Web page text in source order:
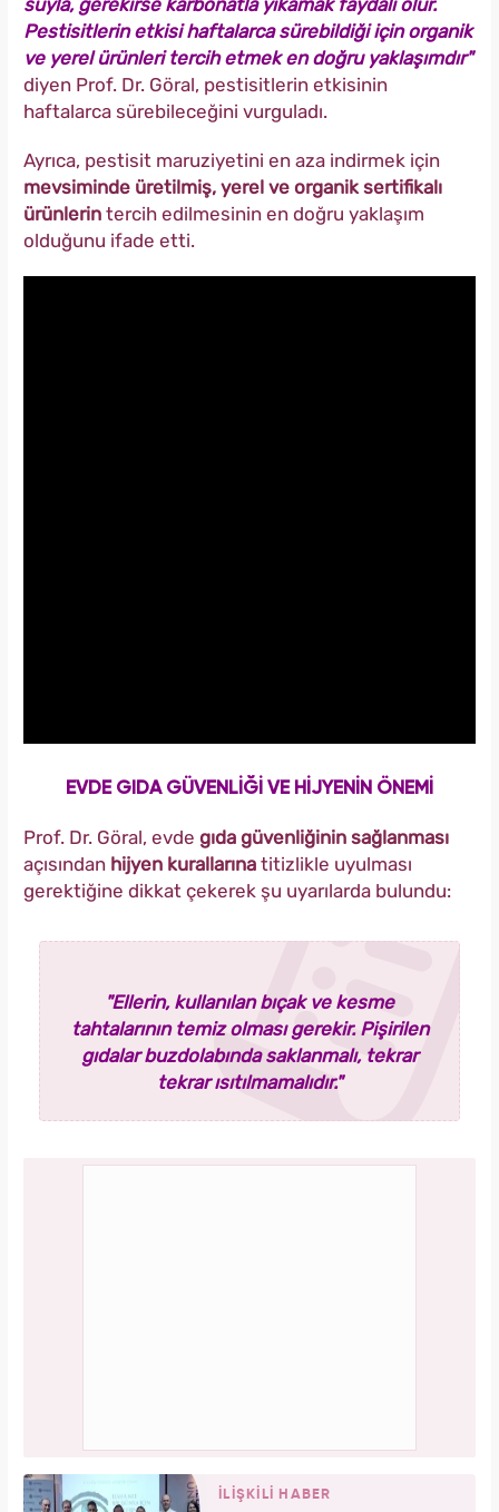
Pestisitlerin etkisi haftalarca sürebildiği için organik
ve yerel ürünleri tercih etmek en doğru yaklaşımdır"
diyen Prof. Dr. Göral, pestisitlerin etkisinin
haftalarca sürebileceğini vurguladı.
Ayrıca, pestisit maruziyetini en aza indirmek için
mevsiminde üretilmiş, yerel ve organik sertifikalı
ürünlerin tercih edilmesinin en doğru yaklaşım
olduğunu ifade etti.
EVDE GIDA GÜVENLİĞİ VE HİJYENİN ÖNEMİ
Prof. Dr. Göral, evde gıda güvenliğinin sağlanması
açısından hijyen kurallarına titizlikle uyulması
gerektiğine dikkat çekerek şu uyarılarda bulundu:
"Ellerin, kullanılan bıçak ve kesme
tahtalarının temiz olması gerekir. Pişirilen
gıdalar buzdolabında saklanmalı, tekrar
tekrar ısıtılmamalıdır."
İLİŞKİLİ HABER